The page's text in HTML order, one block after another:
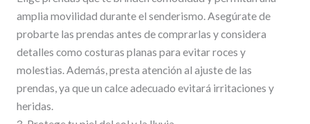
amplia movilidad durante el senderismo. Asegúrate de
probarte las prendas antes de comprarlas y considera
detalles como costuras planas para evitar roces y
molestias. Además, presta atención al ajuste de las
prendas, ya que un calce adecuado evitará irritaciones y
heridas.